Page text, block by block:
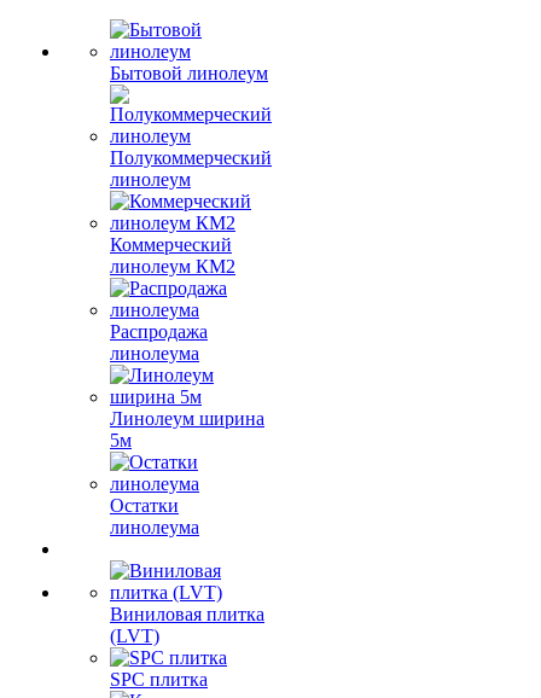
Бытовой линолеум
Полукоммерческий
линолеум
Коммерческий
линолеум КМ2
Распродажа
линолеума
Линолеум ширина
5м
Остатки
линолеума
Виниловая плитка
(LVT)
SPC плитка